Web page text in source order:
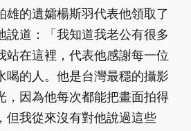
雄的遺孀楊斯羽代表他領取了
說道：「我知道我老公有很多
站在這裡，代表他感謝每一位
喝的人。他是台灣最穩的攝影
，因為他每次都能把畫面拍得
但我從來沒有對他說過這些